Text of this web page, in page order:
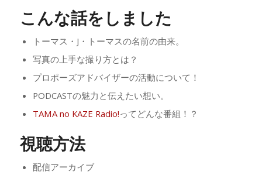
こんな話をしました
トーマス・J・トーマスの名前の由来。
写真の上手な撮り方とは？
プロポーズアドバイザーの活動について！
PODCASTの魅力と伝えたい想い。
TAMA no KAZE Radio!ってどんな番組！？
視聴方法
配信アーカイブ